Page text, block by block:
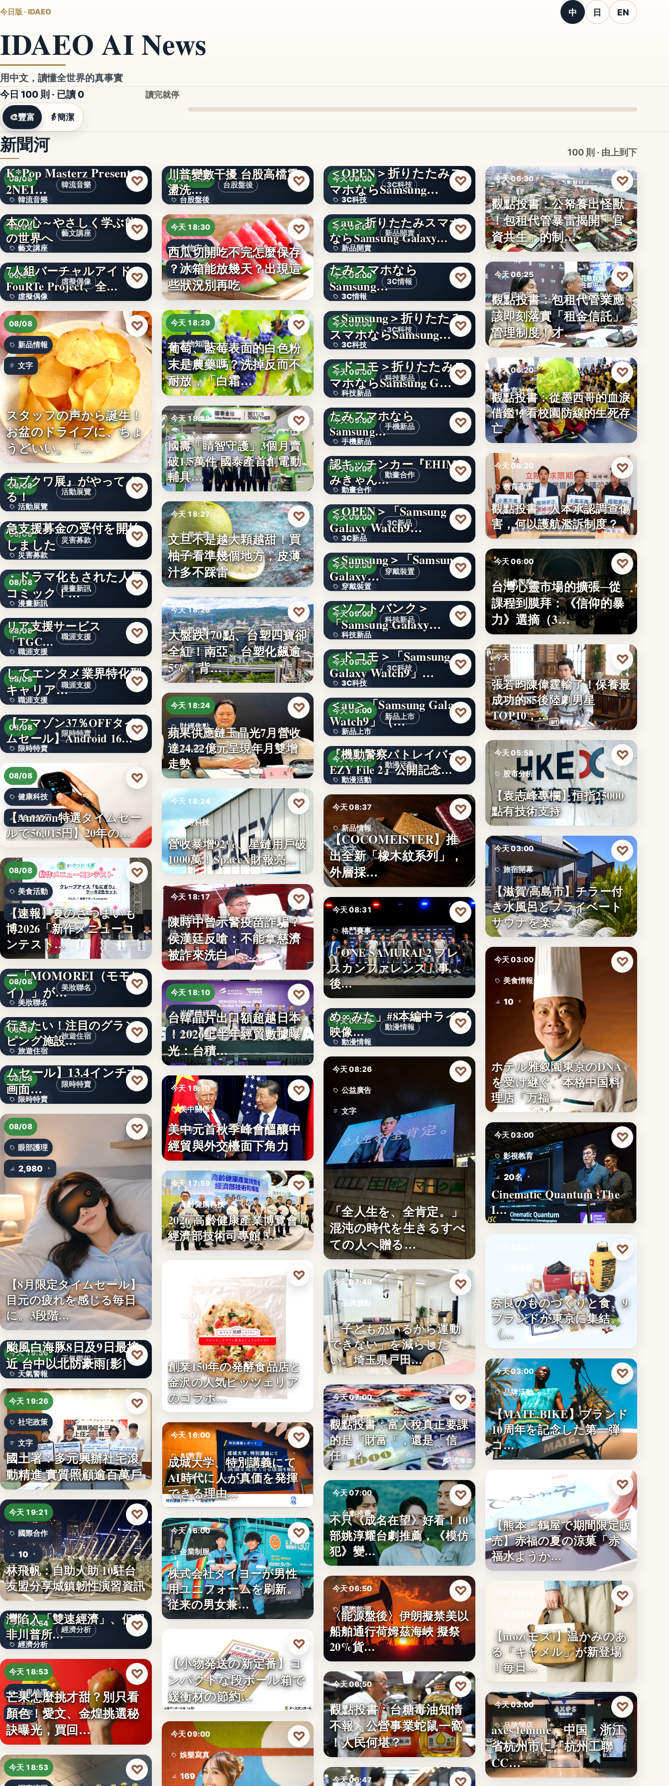
今日版 · IDAEO 中 日 EN
IDAEO AI News
用中文，讀懂全世界的真事實
今日 100 則 · 已讀 0 讀完就停
🎨豐富 👵簡潔
新聞河 100 則 · 由上到下
韓流音樂
08/08
韓流音樂
文字
K*Pop Masterz Presents
2NE1…
♡
藝文講座
08/08
藝文講座
1,000円
見て、知って、感じる日
本の心～やさしく学ぶ能
の世界へ
♡
虛擬偶像
08/08
虛擬偶像
10
7人組バーチャルアイドル
FouRTe Project、全…
♡
08/08
新品情報
文字
スタッフの声から誕生！
お盆のドライブに、ちょ
うどいい。「…
♡
活動展覽
08/08
活動展覽
60
山口県宇部市に『世界の
カブクワ展』がやってく
る！
♡
災害募款
08/08
災害募款
文字
令和8年熊本地震への緊
急支援募金の受付を開始
しました
♡
漫畫新訊
08/08
漫畫新訊
文字
シリーズ累計40万部突破
・ドラマ化もされた人気
コミック！…
♡
職涯支援
08/08
職涯支援
330,000
エンタメ業界特化型キャ
リア支援サービス
「TGC…
♡
職涯支援
08/08
職涯支援
文字
W TOKYO、新規事業と
してエンタメ業界特化型
キャリア…
♡
限時特賣
08/08
限時特賣
15,800円
【アマゾン37％OFFタイ
ムセール】Android 16…
♡
08/08
健康科技
56,015円
【Amazon特選タイムセー
ルで56,015円】20年の…
♡
08/08
美食活動
24
【速報】夏のさつまいも
博2026「新作メニューコ
ンテスト…
♡
美妝聯名
08/08
美妝聯名
文字
韓国発の人気キャラクタ
ー「MOMOREI（モモレ
イ）」が…
♡
旅遊住宿
08/08
旅遊住宿
10
【東日本版】この夏絶対
行きたい！注目のグラン
ピング施設…
♡
限時特賣
08/08
限時特賣
文字
【アマゾン30％OFFタイ
ムセール】13.4インチ大
画面…
♡
08/08
眼部護理
2,980
【8月限定タイムセール】
目元の疲れを感じる毎日
に。3段階…
♡
天氣警報
今天 19:36
天氣警報
文字
颱風白海豚8日及9日最接
近 台中以北防豪雨[影] ♡
今天 19:26
社宅政策
文字
國土署：多元興辦社宅滾
動精進 實質照顧逾百萬戶
♡
今天 19:21
國際合作
10
林飛帆：自助人助 10駐台
友盟分享城鎮韌性演習資訊
♡
經濟分析
今天 18:54
經濟分析
40%
澳洲智庫：AI發展導致台
灣陷入「雙速經濟」、但絕
非川普所…
♡
今天 18:53
水果挑選
文字
芒果怎麼挑才甜？別只看
顏色！愛文、金煌挑選秘
訣曝光，買回…
♡
今天 18:53 ♡
台股盤後
今天 18:33
台股盤後
170.79
川普變數干擾 台股高檔震
盪洗…
♡
今天 18:30
食物安全
文字
西瓜切開吃不完怎麼保存
？冰箱能放幾天？出現這
些狀況別再吃
♡
今天 18:29
食物知識
文字
葡萄、藍莓表面的白色粉
末是農藥嗎？洗掉反而不
耐放，「白霜…
♡
今天 18:29
高齡金融
1.5萬件
國壽「睛智守護」3個月賣
破1.5萬件 國泰產首創電動
輔具…
♡
今天 18:27
水果挑選
文字
文旦不是越大顆越甜！買
柚子看準幾個地方，皮薄
汁多不踩雷
♡
今天 18:26
台股焦點
文字
大盤跌170點、台塑四寶卻
全紅！南亞、台塑化飆逾
5%，背…
♡
今天 18:24
財經焦點
24.22
蘋果供應鏈玉晶光7月營收
達24.22億元呈現年月雙增
走勢
♡
今天 18:24
財經科技
92%
營收暴增92%、星鏈用戶破
1000萬！SpaceX財報亮…
♡
今天 18:17
政治爭議
文字
陳時中曾示警疫苗詐騙？
侯漢廷反嗆：不能拿慈濟
被詐來洗白「…
♡
今天 18:10
半導體經貿
文字
台韓晶片出口額超越日本
！2026上半年經貿數據曝
光：台積…
♡
今天 18:10
美中關係
文字
美中元首秋季峰會醞釀中
經貿與外交檯面下角力
♡
今天 17:59
高齡健康科技
30
2026 高齡健康產業博覽會 /
經濟部技術司專館 3…
♡
美食新品
150
創業150年の発酵食品店と
金沢の人気ピッツェリア
のコラボ…
♡
今天 16:00
AI教育
350
成城大学、特別講義にて
AI時代に人が真価を発揮
できる理由…
♡
今天 16:00
企業制服
3%
株式会社タイヨーが男性
用ユニフォームを刷新。
従来の男女兼…
♡
日本包材
文字
【小物発送の新定番】コ
ンパクトな段ボール箱で
緩衝材の節約…
♡
今天 09:00
娛樂寫真
169
♡
3C科技
今天 09:00
3C科技
文字
＜OPEN＞折りたたみス
マホならSamsung…
♡
新品開賣
今天 09:00
新品開賣
4.1
＜au＞折りたたみスマホ
ならSamsung Galaxy…
♡
3C情報
今天 09:00
3C情報
文字
＜ソフトバンク＞折りた
たみスマホなら
Samsung…
♡
3C科技
今天 09:00
3C科技
文字
＜Samsung＞折りたたみ
スマホならSamsung… ♡
科技新品
今天 09:00
科技新品
文字
＜ドコモ＞折りたたみス
マホならSamsung G… ♡
手機新品
今天 09:00
手機新品
4.1
＜楽天モバイル＞折りた
たみスマホなら
Samsung…
♡
動畫合作
今天 09:00
動畫合作
108
【愛媛を喰べたい】県公
認キッチンカー『EHIME
みきゃん…
♡
3C新品
今天 09:00
3C新品
文字
＜OPEN＞「Samsung
Galaxy Watch9…
♡
穿戴裝置
今天 09:00
穿戴裝置
文字
＜Samsung＞「Samsung
Galaxy…
♡
科技新品
今天 09:00
科技新品
文字
＜ソフトバンク＞
「Samsung Galaxy…
♡
3C科技
今天 09:00
3C科技
文字
＜ドコモ＞「Samsung
Galaxy Watch9」…
♡
新品上市
今天 09:00
新品上市
文字
＜au＞「Samsung Galaxy
Watch9」（…
♡
動漫活動
今天 08:59
動漫活動
『機動警察パトレイバー
EZY File 2』公開記念…
♡
今天 08:37
新品情報
文字
【COCOMEISTER】推
出全新「橡木紋系列」，
外層採…
♡
今天 08:31
格鬥賽事
10
「ONE SAMURAI 2 プレ
スカンファレンス」事
後…
♡
動漫情報
今天 08:30
動漫情報
TVアニメ「バンドリ！ ゆ
め∞みた」#8本編中ライブ
映像…
♡
今天 08:26
公益廣告
文字
「全人生を、全肯定。」
混沌の時代を生きるすべ
ての人へ贈る…
♡
今天 07:49
品牌擴點
4
「子どもがいるから運動
できない」を減らした
い。埼玉県戸田…
♡
今天 07:00
財經評論
5%
觀點投書：富人稅真正要課
的是「財富「，還是「信
任」？
♡
今天 07:00
台劇推薦
10
不只《成名在望》好看！10
部姚淳耀台劇推薦，《模仿
犯》變…
♡
今天 06:50
國際能源
20%
〈能源盤後〉伊朗擬禁美以
船舶通行荷姆茲海峽 擬祭
20%貨…
♡
今天 06:50
食安風暴
文字
觀點投書：台糖毒油知情
不報，公營事業蛇鼠一窩
！人民何堪？
♡
今天 06:47 ♡
今天 06:30
時事評論
文字
觀點投書：公帑養出怪獸
！包租代管暴雷揭開「官
資共生」的制…
♡
今天 06:25
租賃政策
文字
觀點投書：包租代管業應
該即刻落實「租金信託」
管理制度！才…
♡
今天 06:20
教育社會
2014年
觀點投書：從墨西哥的血淚
借鑑，看校園防線的生死存
亡
♡
今天 06:20
教育政策
29
觀點投書：人本承認調查傷
害，何以護航濫訴制度？
♡
今天 06:00
社會觀察
文字
台灣心靈市場的擴張─從
課程到膜拜：《信仰的暴
力》選摘（3…
♡
今天 06:00
娛樂排行
37
張若昀陳偉霆輸了！保養最
成功的85後陸劇男星
TOP10，…
♡
今天 05:58
股市分析
25000
【袁志峰專欄】恒指25000
點有技術支持
♡
今天 03:00
旅宿開幕
14名
【滋賀/高島市】チラー付
き水風呂とプライベート
サウナを楽…
♡
今天 03:00
美食情報
10
ホテル雅叙園東京のDNA
を受け継ぐ、本格中国料
理店「万福…
♡
今天 03:00
影視教育
20名
Cinematic Quantum :The
I…
♡
9
奈良のものづくりと食、9
ブランドが東京に集結。
〈…
♡
今天 03:00
品牌活動
10
【MATE.BIKE】ブランド
10周年を記念した第一弾
コ…
♡
和菓子情報
1,200
【熊本・鶴屋で期間限定販
売】赤福の夏の涼菓「赤
福水ようか…
♡
367
【moz(モズ)】温かみのあ
る「キャメル」が新登場
！毎日…
♡
今天 03:00
品牌開店
文字
axes femme、中国・浙江
省杭州市に『杭州工聯
CC…
♡